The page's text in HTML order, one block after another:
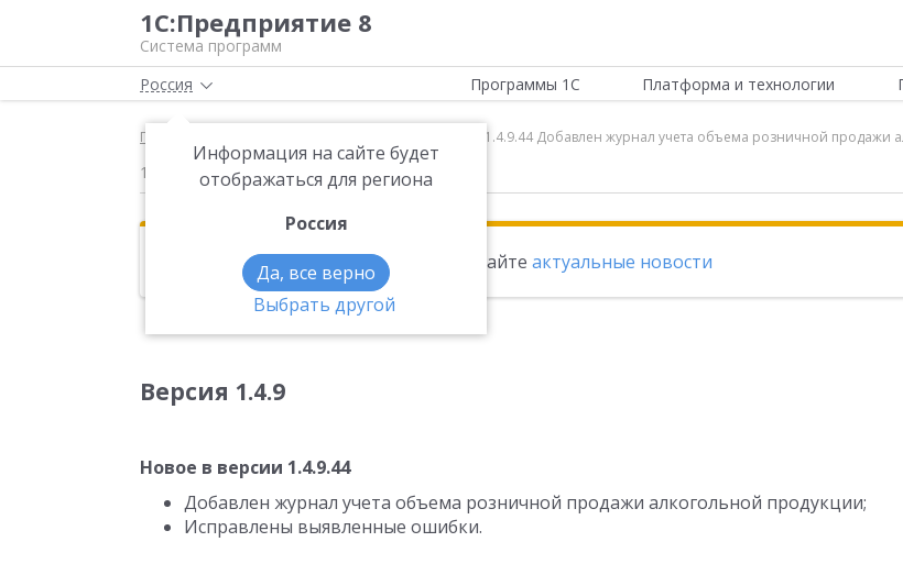
1С:Предприятие 8
Система программ
Россия
Информация на сайте будет
отображаться для региона
Россия
Да, все верно
Выбрать другой
Программы 1С Платформа и технологии
Главная Версия 1.4.9 Новое в версии 1.4.9.44 Добавлен журнал учета объема розничной продажи
18.11.2014
Эта новость находится в архиве. Читайте актуальные новости
Версия 1.4.9
Новое в версии 1.4.9.44
Добавлен журнал учета объема розничной продажи алкогольной продукции;
Исправлены выявленные ошибки.